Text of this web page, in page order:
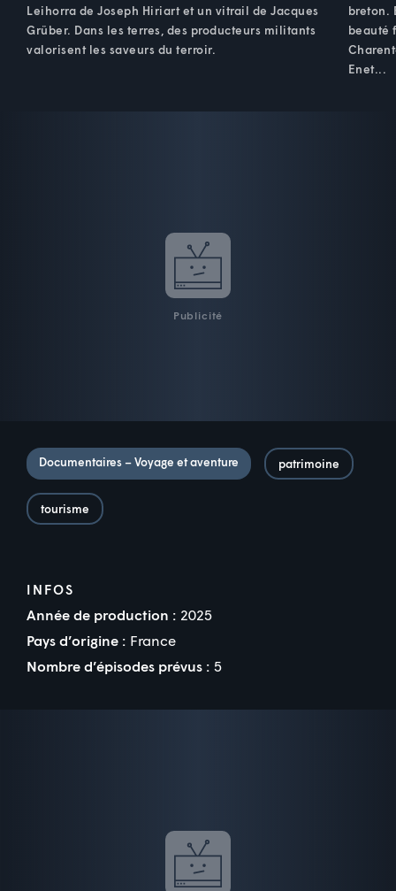
Leihorra de Joseph Hiriart et un vitrail de Jacques
Grüber. Dans les terres, des producteurs militants
valorisent les saveurs du terroir.
breton.
beauté
Enet...
Publicité
Documentaires – Voyage et aventure patrimoine
tourisme
INFOS
Année de production : 2025
Pays d’origine : France
Nombre d’épisodes prévus : 5